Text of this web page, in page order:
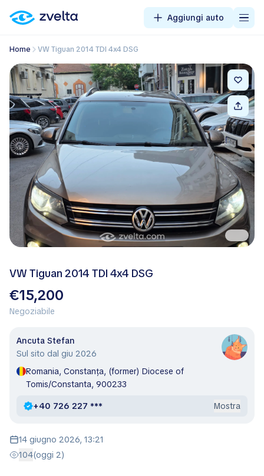
Aggiungi auto
Home VW Tiguan 2014 TDI 4x4 DSG
VW Tiguan 2014 TDI 4x4 DSG
€15,200
Negoziabile
Ancuta Stefan
Sul sito dal giu 2026
Romania, Constanța, (former) Diocese of
Tomis/Constanta, 900233
+40 726 227 *** Mostra
14 giugno 2026, 13:21
104(oggi 2)